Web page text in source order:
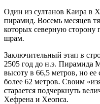
Один из султанов Каира в
пирамид. Восемь месяцев
которых северную сторону
шрам.
Заключительный этап в
2505 год до н.э. Пирамида
высоту в 66,5 метров, но ее
более 62 метров. Своим
старается подчеркнуть
Хефрена и Хеопса.